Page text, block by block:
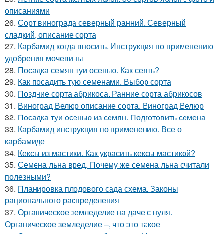
описаниями
26. Сорт винограда северный ранний. Северный
сладкий, описание сорта
27. Карбамид когда вносить. Инструкция по применению
удобрения мочевины
28. Посадка семян туи осенью. Как сеять?
29. Как посадить тую семенами. Выбор сорта
30. Поздние сорта абрикоса. Ранние сорта абрикосов
31. Виноград Велюр описание сорта. Виноград Велюр
32. Посадка туи осенью из семян. Подготовить семена
33. Карбамид инструкция по применению. Все о
карбамиде
34. Кексы из мастики. Как украсить кексы мастикой?
35. Семена льна вред. Почему же семена льна считали
полезными?
36. Планировка плодового сада схема. Законы
рационального распределения
37. Органическое земледелие на даче с нуля.
Органическое земледелие –, что это такое